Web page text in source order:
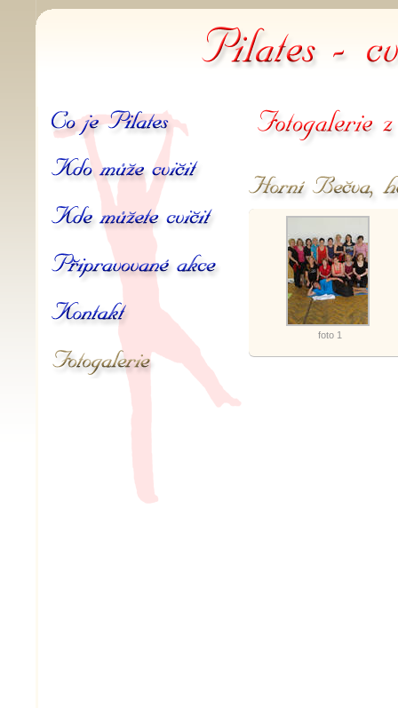
Pilates
Co je Pilates
Kdo může cvičit
Kde můžete cvičit
Připravované akce
Kontakt
Galerie
Fotogalerie z akcí
Horní Bečva, hotel
foto 1